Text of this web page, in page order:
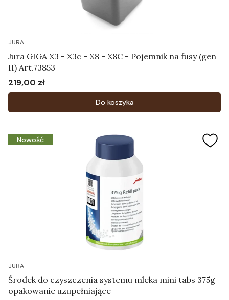
JURA
Jura GIGA X3 - X3c - X8 - X8C - Pojemnik na fusy (gen
II) Art.73853
Cena
219,00 zł
Do koszyka
Nowość
JURA
Środek do czyszczenia systemu mleka mini tabs 375g
opakowanie uzupełniające